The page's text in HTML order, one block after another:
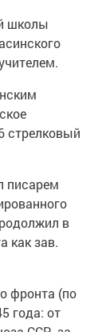
школы
стрелковый
писарем
в
как зав.
фронта (по
года: от
ССР за